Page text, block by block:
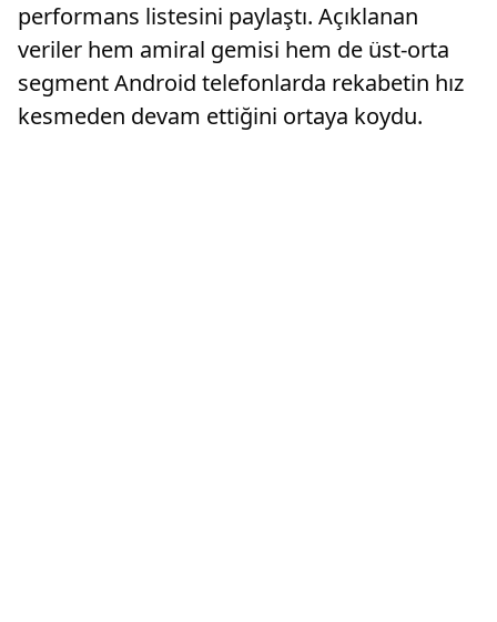
performans listesini paylaştı. Açıklanan
veriler hem amiral gemisi hem de üst-orta
segment Android telefonlarda rekabetin hız
kesmeden devam ettiğini ortaya koydu.